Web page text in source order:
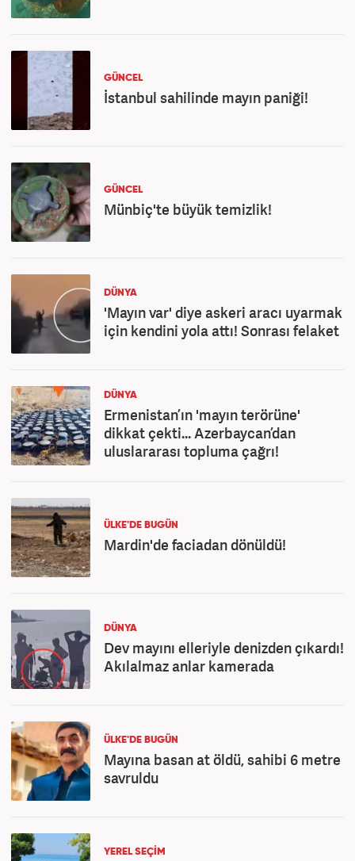
GÜNCEL
İstanbul sahilinde mayın paniği!
GÜNCEL
Münbiç'te büyük temizlik!
DÜNYA
'Mayın var' diye askeri aracı uyarmak
için kendini yola attı! Sonrası felaket
DÜNYA
Ermenistan’ın 'mayın terörüne'
dikkat çekti... Azerbaycan’dan
uluslararası topluma çağrı!
ÜLKE'DE BUGÜN
Mardin'de faciadan dönüldü!
DÜNYA
Dev mayını elleriyle denizden çıkardı!
Akılalmaz anlar kamerada
ÜLKE'DE BUGÜN
Mayına basan at öldü, sahibi 6 metre
savruldu
YEREL SEÇİM